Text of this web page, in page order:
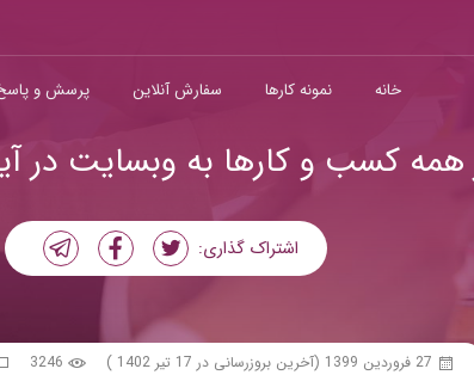
خانه نمونه کارها سفارش آنلاین پرسش و
همه کسب و کارها به وبسایت در
اشتراک گذاری:
27 فروردین 1399 (آخرین بروزرسانی در 17 تیر 1402 ) 3246